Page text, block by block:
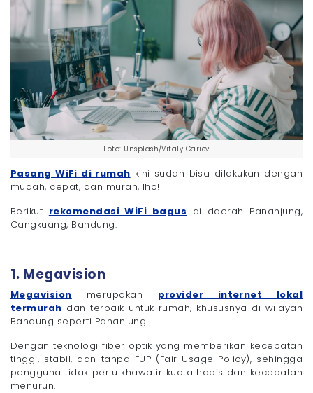
Foto: Unsplash/Vitaly Gariev
Pasang WiFi di rumah kini sudah bisa dilakukan dengan
mudah, cepat, dan murah, lho!
Berikut rekomendasi WiFi bagus di daerah Pananjung,
Cangkuang, Bandung:
1. Megavision
Megavision merupakan provider internet lokal
termurah dan terbaik untuk rumah, khususnya di wilayah
Bandung seperti Pananjung.
Dengan teknologi fiber optik yang memberikan kecepatan
tinggi, stabil, dan tanpa FUP (Fair Usage Policy), sehingga
pengguna tidak perlu khawatir kuota habis dan kecepatan
menurun.